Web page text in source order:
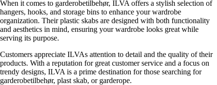
When it comes to garderobetilbehør, ILVA offers a stylish selection of
hangers, hooks, and storage bins to enhance your wardrobe
organization. Their plastic skabs are designed with both functionality
and aesthetics in mind, ensuring your wardrobe looks great while
serving its purpose.
Customers appreciate ILVAs attention to detail and the quality of their
products. With a reputation for great customer service and a focus on
trendy designs, ILVA is a prime destination for those searching for
garderobetilbehør, plast skab, or garderope.